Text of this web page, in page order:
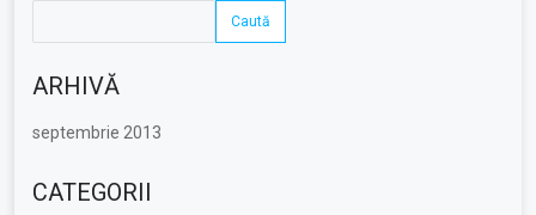
Caută
ARHIVĂ
septembrie 2013
CATEGORII